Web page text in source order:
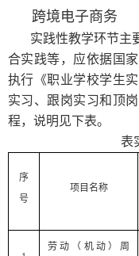
跨境电子商务
实践性教学环节主
合实践等，应依据国
执行《职业学校学生
实习、跟岗实习和顶
程，说明见下表。
表
序
号
项目名称
劳动（机动）周